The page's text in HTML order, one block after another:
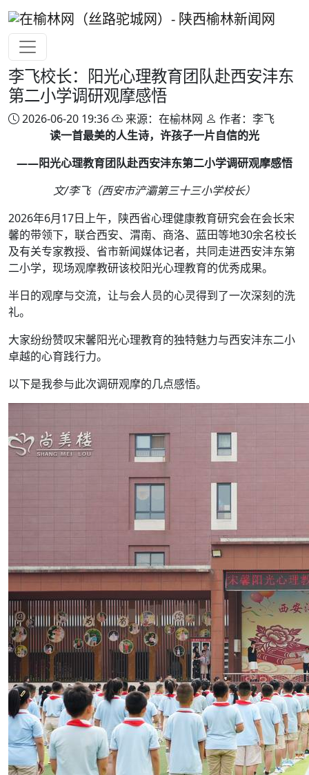
李飞校长：阳光心理教育团队赴西安沣东
第二小学调研观摩感悟
2026-06-20 19:36 来源：在榆林网
作者：李飞
读一首最美的人生诗，许孩子一片自信的光
——阳光心理教育团队赴西安沣东第二小学调研观摩感悟
文/李飞（西安市浐灞第三十三小学校长）
2026年6月17日上午，陕西省心理健康教育研究会在会长宋
馨的带领下，联合西安、渭南、商洛、蓝田等地30余名校长
及有关专家教授、省市新闻媒体记者，共同走进西安沣东第
二小学，现场观摩教研该校阳光心理教育的优秀成果。
半日的观摩与交流，让与会人员的心灵得到了一次深刻的洗
礼。
大家纷纷赞叹宋馨阳光心理教育的独特魅力与西安沣东二小
卓越的心育践行力。
以下是我参与此次调研观摩的几点感悟。